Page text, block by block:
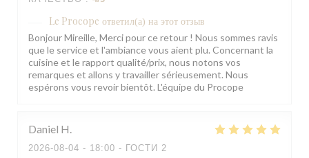
Le Procope ответил(а) на этот отзыв
Bonjour Mireille, Merci pour ce retour ! Nous sommes ravis
que le service et l'ambiance vous aient plu. Concernant la
cuisine et le rapport qualité/prix, nous notons vos
remarques et allons y travailler sérieusement. Nous
espérons vous revoir bientôt. L'équipe du Procope
Daniel H
2026-08-04 - 18:00 - ГОСТИ 2